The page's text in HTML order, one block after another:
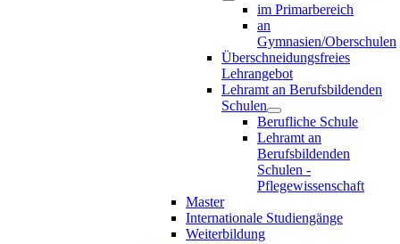
im Primarbereich
an
Gymnasien/Oberschulen
Überschneidungsfreies
Lehrangebot
Lehramt an Berufsbildenden
Schulen
Berufliche Schule
Lehramt an
Berufsbildenden
Schulen -
Pflegewissenschaft
Master
Internationale Studiengänge
Weiterbildung